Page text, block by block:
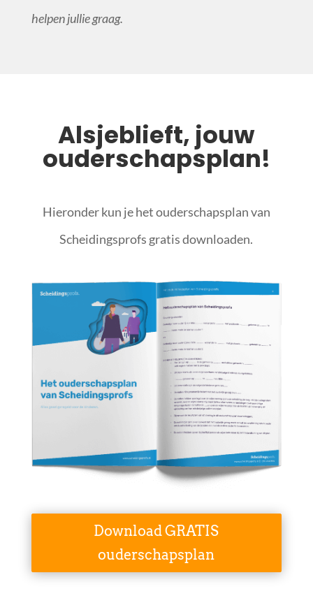
helpen jullie graag.
Alsjeblieft, jouw
ouderschapsplan!
Hieronder kun je het ouderschapsplan van
Scheidingsprofs gratis downloaden.
Download GRATIS
ouderschapsplan